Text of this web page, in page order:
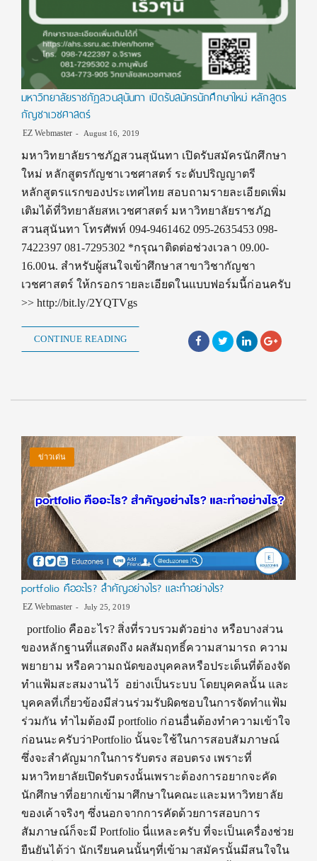
มหาวิทยาลัยราชภัฏสวนสุนันทา เปิดรับสมัครนักศึกษาใหม่ หลักสูตร
กัญชาเวชศาสตร์
EZ Webmaster August 16, 2019
มหาวิทยาลัยราชภัฏสวนสุนันทา เปิดรับสมัครนักศึกษา
ใหม่ หลักสูตรกัญชาเวชศาสตร์ ระดับปริญญาตรี
หลักสูตรแรกของประเทศไทย สอบถามรายละเอียดเพิ่ม
เติมได้ที่วิทยาลัยสหเวชศาสตร์ มหาวิทยาลัยราชภัฏ
สวนสุนันทา โทรศัพท์ 094-9461462 095-2635453 098-
7422397 081-7295302 *กรุณาติดต่อช่วงเวลา 09.00-
16.00น. สำหรับผู้สนใจเข้าศึกษาสาขาวิชากัญชา
เวชศาสตร์ ให้กรอกรายละเอียดในแบบฟอร์มนี้ก่อนครับ
>> http://bit.ly/2YQTVgs
CONTINUE READING
ข่าวเด่น
portfolio คืออะไร? สำคัญอย่างไร? และทำอย่างไร?
EZ Webmaster July 25, 2019
portfolio คืออะไร? สิ่งที่รวบรวมตัวอย่าง หรือบางส่วน
ของหลักฐานที่แสดงถึง ผลสัมฤทธิ์ความสามารถ ความ
พยายาม หรือความถนัดของบุคคลหรือประเด็นที่ต้องจัด
ทำแฟ้มสะสมงานไว้ อย่างเป็นระบบ โดยบุคคลนั้น และ
บุคคลที่เกี่ยวข้องมีส่วนร่วมรับผิดชอบในการจัดทำแฟ้ม
ร่วมกัน ทำไมต้องมี portfolio ก่อนอื่นต้องทำความเข้าใจ
ก่อนนะครับว่าPortfolio นั้นจะใช้ในการสอบสัมภาษณ์
ซึ่งจะสำคัญมากในการรับตรง สอบตรง เพราะที่
มหาวิทยาลัยเปิดรับตรงนั้นเพราะต้องการอยากจะคัด
นักศึกษาที่อยากเข้ามาศึกษาในคณะและมหาวิทยาลัย
ของเค้าจริงๆ ซึ่งนอกจากการคัดด้วยการสอบการ
สัมภาษณ์ก็จะมี Portfolio นี่แหละครับ ที่จะเป็นเครื่องช่วย
ยืนยันได้ว่า นักเรียนคนนั้นๆที่เข้ามาสมัครนั้นมีสนใจใน